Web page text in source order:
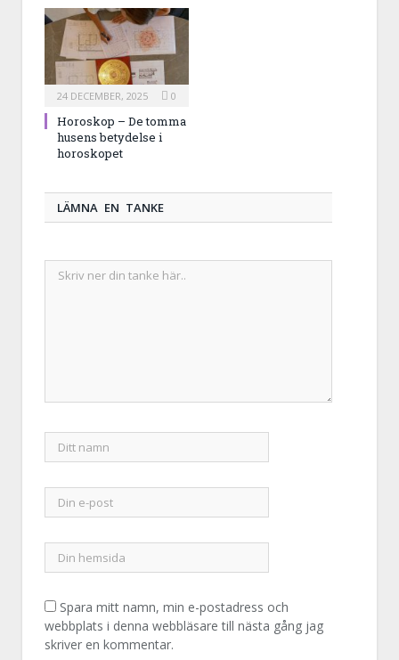
24 DECEMBER, 2025 0
Horoskop – De tomma
husens betydelse i
horoskopet
LÄMNA EN TANKE
Spara mitt namn, min e-postadress och
webbplats i denna webbläsare till nästa gång jag
skriver en kommentar.